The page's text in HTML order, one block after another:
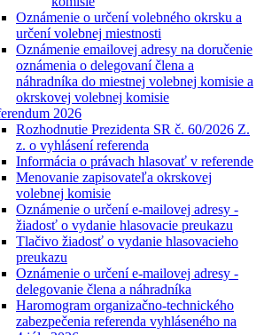
Oznámenie o určení volebného okrsku a
určení volebnej miestnosti
Oznámenie emailovej adresy na doručenie
oznámenia o delegovaní člena a
náhradníka do miestnej volebnej komisie a
okrskovej volebnej komisie
2026
Rozhodnutie Prezidenta SR č. 60/2026 Z.
z. o vyhlásení referenda
Informácia o právach hlasovať v referende
Menovanie zapisovateľa okrskovej
volebnej komisie
Oznámenie o určení e-mailovej adresy -
žiadosť o vydanie hlasovacie preukazu
Tlačivo žiadosť o vydanie hlasovacieho
preukazu
Oznámenie o určení e-mailovej adresy -
delegovanie člena a náhradníka
Haromogram organizačno-technického
zabezpečenia referenda vyhláseného na